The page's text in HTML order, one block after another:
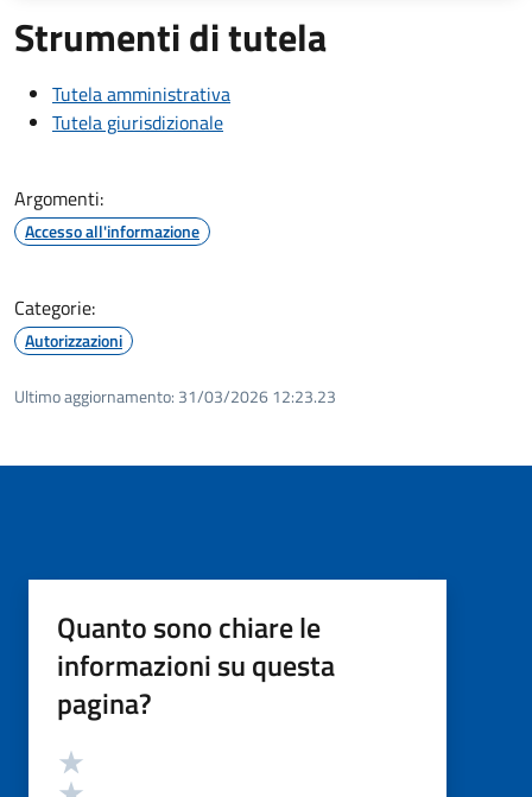
Strumenti di tutela
Tutela amministrativa
Tutela giurisdizionale
Argomenti:
Accesso all'informazione
Categorie:
Autorizzazioni
Ultimo aggiornamento: 31/03/2026 12:23.23
Quanto sono chiare le
informazioni su questa
pagina?
Valutazione